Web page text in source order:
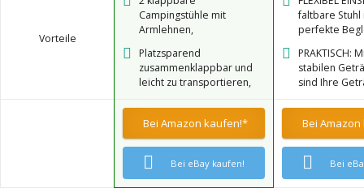
Vorteile
Campingstühle mit
Armlehnen,
Stahlrohrgestell –
langlebig, Sitz aus
strapazierfähiger
Platzsparend
zusammenklappbar und
leicht zu transportieren,
Angeln, für Festivals oder
am Strand
faltbare Stuhl
perfekte
wie z.B.
Festivals,
Strand oder
MUSS für
Freizeit.
PRAKTISCH:
stabilen
sind Ihre
verhindert ein
verschütten.
Getränk,
auch Ihr
platzieren.
Bei Amazon kaufen!*
Bei eBay kaufen!
Bei
Bei